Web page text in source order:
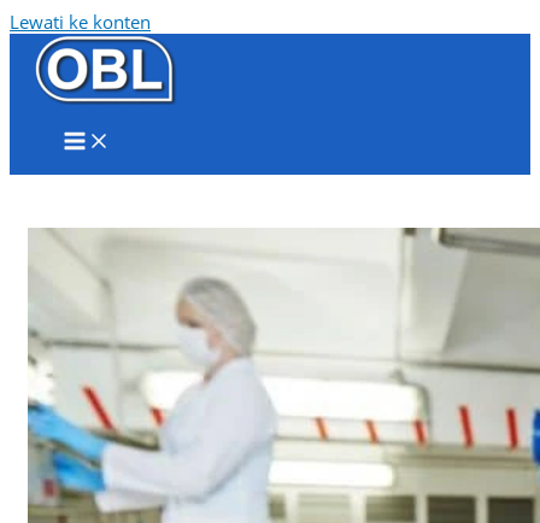
Lewati ke konten